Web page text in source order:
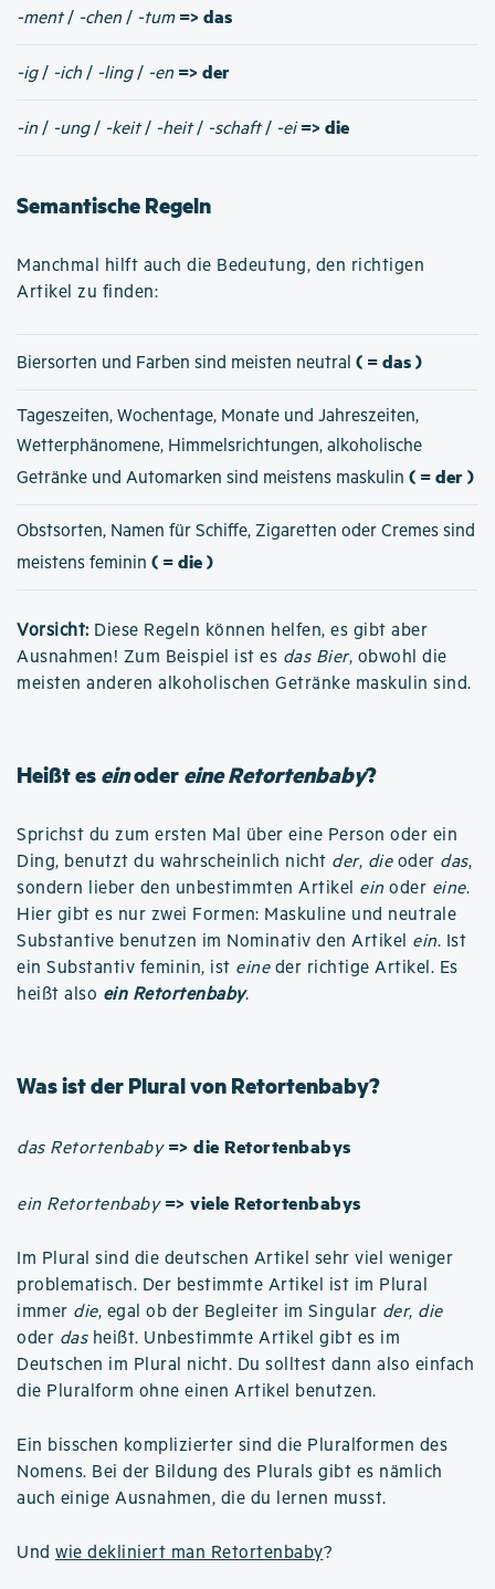
-ment/ -chen / -tum => das
-ig/ -ich / -ling/ -en => der
-in / -ung/ -keit/ -heit/ -schaft/ -ei => die
Semantische Regeln
Manchmal hilft auch die Bedeutung, den richtigen
Artikel zu finden:
Biersorten und Farben sind meisten neutral ( = das )
Tageszeiten, Wochentage, Monate und Jahreszeiten,
Wetterphänomene, Himmelsrichtungen, alkoholische
Getränke und Automarken sind meistens maskulin ( = der )
Obstsorten, Namen für Schiffe, Zigaretten oder Cremes sind
meistens feminin ( = die )
Vorsicht:Diese Regeln können helfen, es gibt aber
Ausnahmen! Zum Beispiel ist es das Bier, obwohl die
meisten anderen alkoholischen Getränke maskulin sind.
Heißt eseinodereine Retortenbaby?
Sprichst du zum ersten Mal über eine Person oder ein
Ding, benutzt du wahrscheinlich nicht der, dieoder das,
sondern lieber den unbestimmten Artikel ein oder eine.
Hier gibt es nur zwei Formen: Maskuline und neutrale
Substantive benutzen im Nominativ den Artikel ein. Ist
ein Substantiv feminin, ist eineder richtige Artikel. Es
heißt also ein Retortenbaby.
Was ist der Plural von Retortenbaby?
das Retortenbaby => die Retortenbabys
ein Retortenbaby => viele Retortenbabys
Im Plural sind die deutschen Artikel sehr viel weniger
problematisch. Der bestimmte Artikel ist im Plural
immer die, egal ob der Begleiter im Singular der, die
oder dasheißt. Unbestimmte Artikel gibt es im
Deutschen im Plural nicht. Du solltest dann also einfach
die Pluralform ohne einen Artikel benutzen.
Ein bisschen komplizierter sind die Pluralformen des
Nomens. Bei der Bildung des Plurals gibt es nämlich
auch einige Ausnahmen, die du lernen musst.
Und wie dekliniert man Retortenbaby?